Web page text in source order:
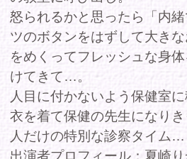
商品コー
ド
FAPRO111
収録時間
37分
発売日
2022年07月01日
レーベル
-
シリーズ
PROLOGUE
ジャンル
セクシー 、アイドル 、 グラビ
乳